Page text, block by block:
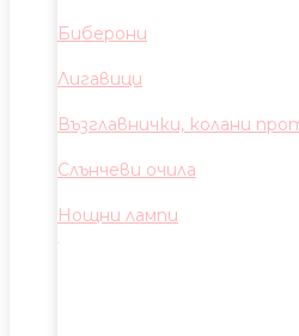
Биберони
Лигавици
Възглавнички, колани
Слънчеви очила
Нощни лампи